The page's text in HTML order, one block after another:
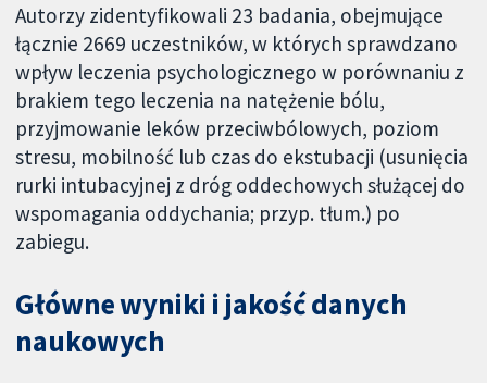
Autorzy zidentyfikowali 23 badania, obejmujące
łącznie 2669 uczestników, w których sprawdzano
wpływ leczenia psychologicznego w porównaniu z
brakiem tego leczenia na natężenie bólu,
przyjmowanie leków przeciwbólowych, poziom
stresu, mobilność lub czas do ekstubacji (usunięcia
rurki intubacyjnej z dróg oddechowych służącej do
wspomagania oddychania; przyp. tłum.) po
zabiegu.
Główne wyniki i jakość danych
naukowych